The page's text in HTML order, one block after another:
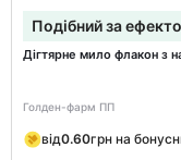
Подібний за
Дігтярне мило флакон з
Голден-фарм ПП
від0.60грн на